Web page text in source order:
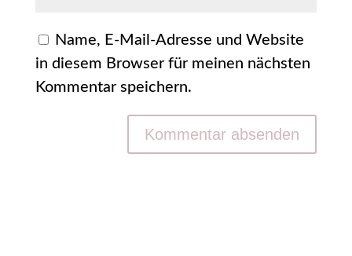
Name, E-Mail-Adresse und Website
in diesem Browser für meinen nächsten
Kommentar speichern.